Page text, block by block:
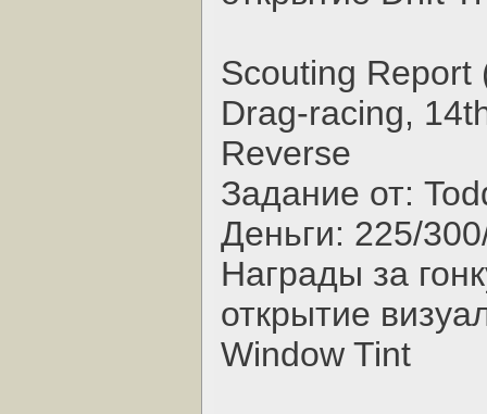
Scouting Report
Drag-racing,
Reverse
Задание от:
Деньги: 225/
Награды за
открытие
Window Tint